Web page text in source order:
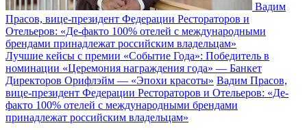
Вадим
Прасов, вице-президент Федерации Рестораторов и
Отельеров: «Де-факто 100% отелей с международными
брендами принадлежат российским владельцам»
Лучшие кейсы с премии «Событие Года»: Победитель в
номинации «Церемония награждения года» — Банкет
Директоров Орифлэйм — «Эпохи красоты» Вадим Прасов,
вице-президент Федерации Рестораторов и Отельеров: «Де-
факто 100% отелей с международными брендами
принадлежат российским владельцам»